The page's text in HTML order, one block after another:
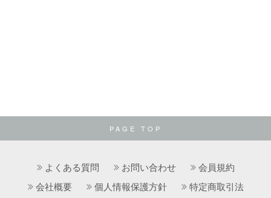
PAGE TOP
よくある質問 お問い合わせ
会員規約
会社概要
個人情報保護方針 特定商取引法